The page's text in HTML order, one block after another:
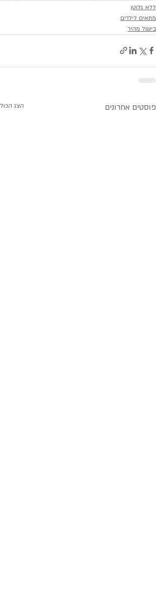
ללא גלוטן
מתאים לילדים
בישול מהיר
פוסטים אחרונים הצג הכול